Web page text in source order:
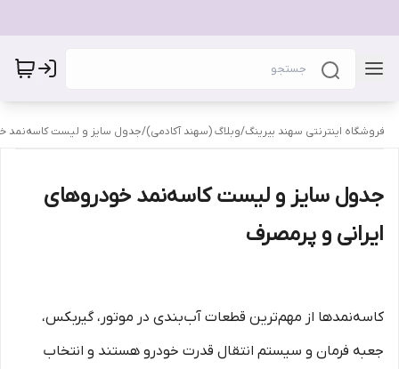
فروشگاه اینترنتی سهند بیرینگ/وبلاگ (سهند آکادمی)/جدول سایز و لیست کاسه‌نمد
جدول سایز و لیست کاسه‌نمد خودروهای
ایرانی و پرمصرف
کاسه‌نمدها از مهم‌ترین قطعات آب‌بندی در موتور، گیربکس،
جعبه فرمان و سیستم انتقال قدرت خودرو هستند و انتخاب